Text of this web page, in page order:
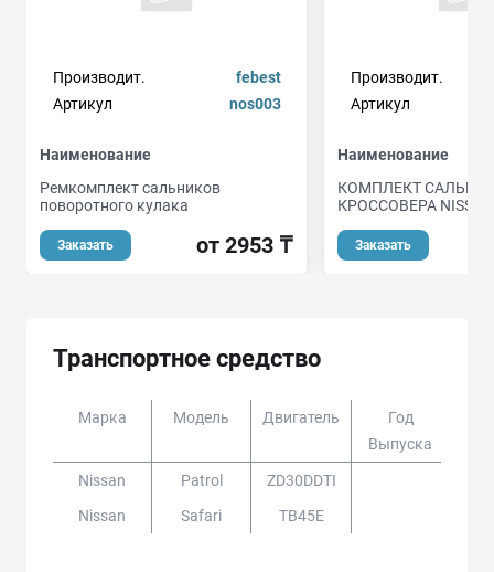
Производит.
febest
Артикул
nos003
Наименование
Ремкомплект сальников
поворотного кулака
Заказать от 2953 ₸
Производит.
Артикул
Наименование
КОМПЛЕКТ
КРОССОВЕРА NISSAN
Заказать
Транспортное средство
Марка Модель Двигатель
Год
Выпуска
Nissan Patrol
ZD30DDTI
Nissan
Safari TB45E